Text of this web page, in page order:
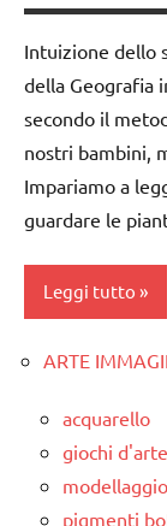
TUTTI GLI
ARGOMENTI
TUTTI GLI
ARTICOLI
6
anni
6
anni
DOWNLOAD
geografia
GUIDA
MONTESSORI
mappe
naturali
classe
2a
3a
dettati /
dettati
GEOGRAFIA
Waldorf
GUIDA
DIDATTICA
Intuizione dello
della Geografia
secondo il
nostri bambini,
Impariamo a
guardare le
Leggi tutto
classe
GEOGRAFIA
ARTE
acquarello
giochi d'arte
modellaggio
pigmenti